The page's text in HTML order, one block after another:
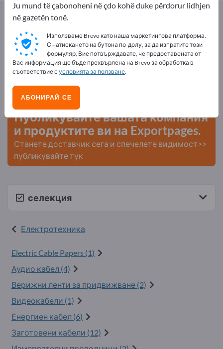
Exportpages
Електротехника
Кабели и проводници
Рекламирайте безплатно в
Exportpages!
контакти >> започнете оттук
Публикувайте вашата компания
и продуктите ви на Exportpages.
Станете доставчик сега и спечелете видимост>>
публикувайте тук
селекция
Електротехника
Electric Cable Papers (1)
Аудио кабел (4)
Верижни ленти за придвижване (2)
Видеокабели (1)
Енергиен кабел (6)
Заготовени кабели (12)
Ju mund të çabonoheni në çdo kohë duke përdorur lidhjen
në gazetën tonë.
Използваме Brevo като наша маркетингова платформа.
С натискането на бутона по-долу, за да изпратите този
формуляр, Вие потвърждавате, че предоставената от
Вас информация ще бъде прехвърлена на Brevo за обработка в
съответствие с условията за ползване.
АБОНИРАЙ СЕ